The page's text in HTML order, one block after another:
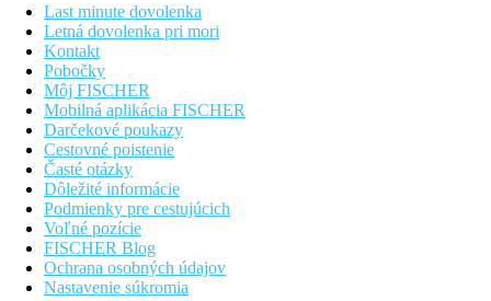
Last minute dovolenka
Letná dovolenka pri mori
Kontakt
Pobočky
Môj FISCHER
Mobilná aplikácia FISCHER
Darčekové poukazy
Cestovné poistenie
Časté otázky
Dôležité informácie
Podmienky pre cestujúcich
Voľné pozície
FISCHER Blog
Ochrana osobných údajov
Nastavenie súkromia